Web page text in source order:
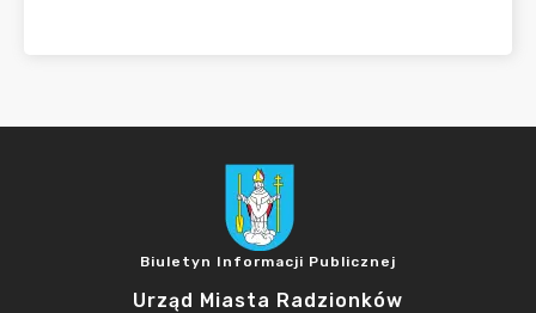
Biuletyn Informacji Publicznej
Urząd Miasta Radzionków